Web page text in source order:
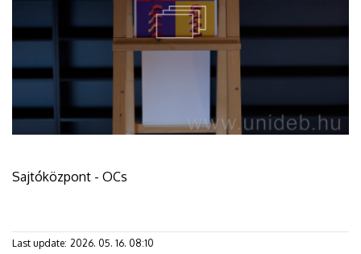
Sajtóközpont - OCs
Last update: 2026. 05. 16. 08:10